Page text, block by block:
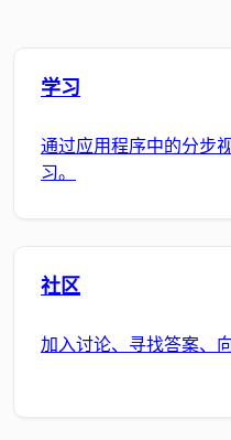
学习
通过应用程序中的分步
习。
社区
加入讨论、寻找答案、